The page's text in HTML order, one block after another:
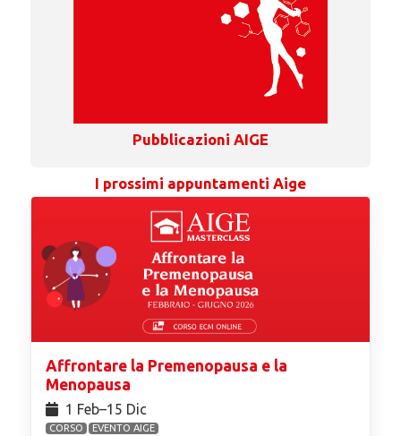
Pubblicazioni AIGE
I prossimi appuntamenti Aige
Affrontare la Premenopausa e la
Menopausa
1 Feb⁠–15 Dic
CORSO EVENTO AIGE